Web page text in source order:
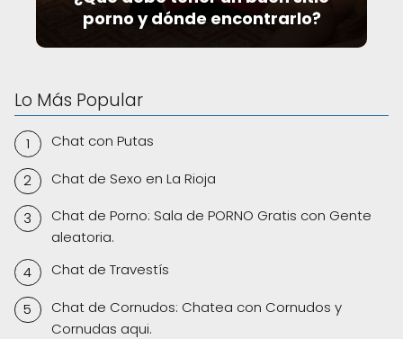
porno y dónde encontrarlo?
Lo Más Popular
Chat con Putas
Chat de Sexo en La Rioja
Chat de Porno: Sala de PORNO Gratis con Gente
aleatoria.
Chat de Travestís
Chat de Cornudos: Chatea con Cornudos y
Cornudas aqui.